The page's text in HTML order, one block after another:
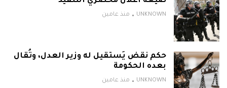
UNKNOWN منذ عامين
حكم نقض يَستقيل له وزير العدل، وتُقال
بعده الحكومة
UNKNOWN منذ عامين